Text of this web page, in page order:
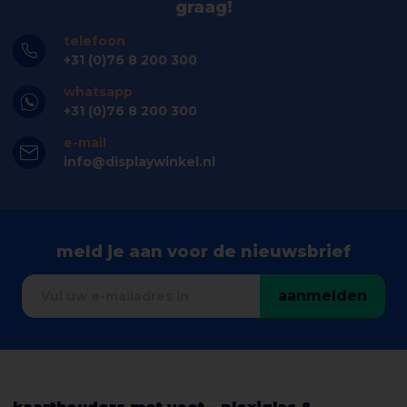
graag!
telefoon
+31 (0)76 8 200 300
whatsapp
+31 (0)76 8 200 300
e-mail
info@displaywinkel.nl
meld je aan voor de nieuwsbrief
aanmelden